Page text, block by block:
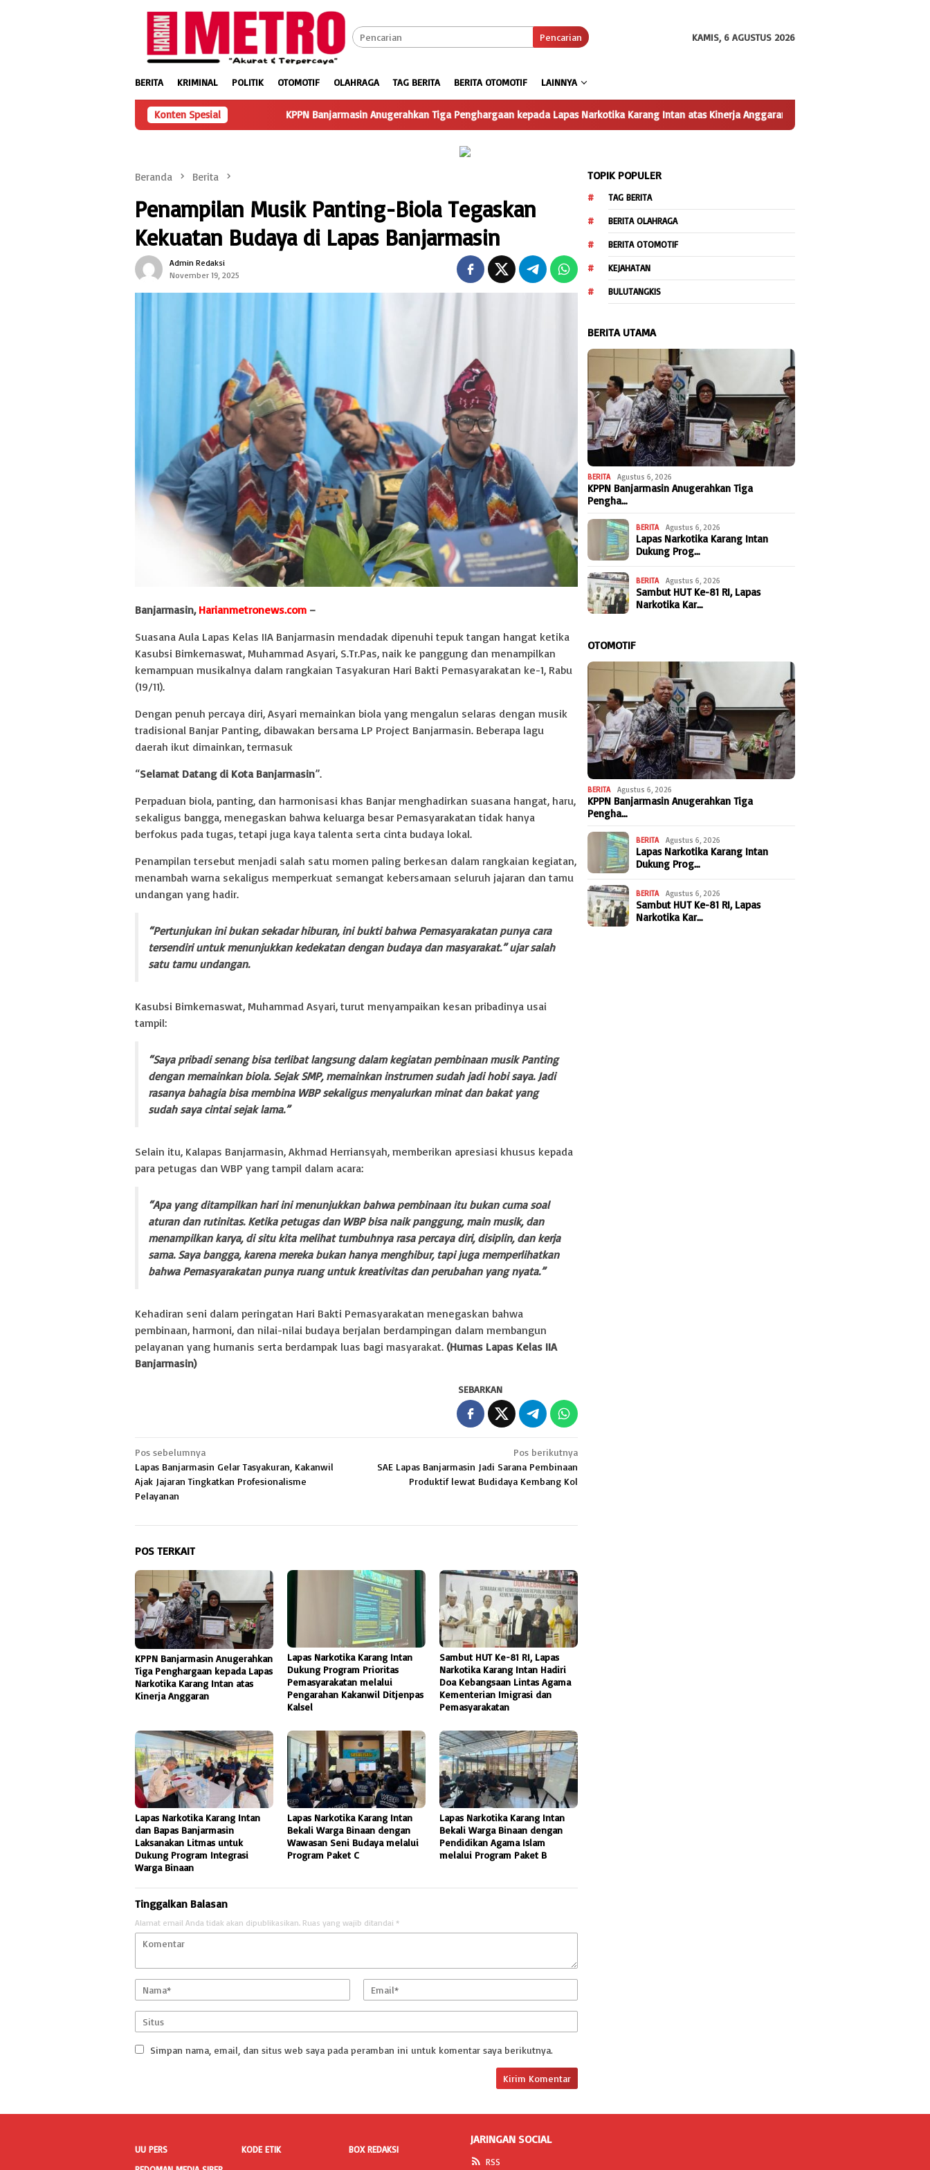
Pencarian KAMIS, 6 AGUSTUS 2026
BERITA KRIMINAL POLITIK OTOMOTIF OLAHRAGA TAG BERITA BERITA OTOMOTIF LAINNYA
Konten SpesialKPPN Banjarmasin Anugerahkan Tiga Penghargaan kepada Lapas Narkotika Karang Intan atas Kinerja Anggaran Lapas Narkotika Karang Intan Dukung
Beranda Berita
Penampilan Musik Panting-Biola Tegaskan
Kekuatan Budaya di Lapas Banjarmasin
Admin Redaksi
November 19, 2025
Banjarmasin, Harianmetronews.com –
Suasana Aula Lapas Kelas IIA Banjarmasin mendadak dipenuhi tepuk tangan hangat ketika
Kasubsi Bimkemaswat, Muhammad Asyari, S.Tr.Pas, naik ke panggung dan menampilkan
kemampuan musikalnya dalam rangkaian Tasyakuran Hari Bakti Pemasyarakatan ke-1, Rabu
(19/11).
Dengan penuh percaya diri, Asyari memainkan biola yang mengalun selaras dengan musik
tradisional Banjar Panting, dibawakan bersama LP Project Banjarmasin. Beberapa lagu
daerah ikut dimainkan, termasuk
“Selamat Datang di Kota Banjarmasin”.
Perpaduan biola, panting, dan harmonisasi khas Banjar menghadirkan suasana hangat, haru,
sekaligus bangga, menegaskan bahwa keluarga besar Pemasyarakatan tidak hanya
berfokus pada tugas, tetapi juga kaya talenta serta cinta budaya lokal.
Penampilan tersebut menjadi salah satu momen paling berkesan dalam rangkaian kegiatan,
menambah warna sekaligus memperkuat semangat kebersamaan seluruh jajaran dan tamu
undangan yang hadir.
“Pertunjukan ini bukan sekadar hiburan, ini bukti bahwa Pemasyarakatan punya cara
tersendiri untuk menunjukkan kedekatan dengan budaya dan masyarakat.” ujar salah
satu tamu undangan.
Kasubsi Bimkemaswat, Muhammad Asyari, turut menyampaikan kesan pribadinya usai
tampil:
“Saya pribadi senang bisa terlibat langsung dalam kegiatan pembinaan musik Panting
dengan memainkan biola. Sejak SMP, memainkan instrumen sudah jadi hobi saya. Jadi
rasanya bahagia bisa membina WBP sekaligus menyalurkan minat dan bakat yang
sudah saya cintai sejak lama.”
Selain itu, Kalapas Banjarmasin, Akhmad Herriansyah, memberikan apresiasi khusus kepada
para petugas dan WBP yang tampil dalam acara:
“Apa yang ditampilkan hari ini menunjukkan bahwa pembinaan itu bukan cuma soal
aturan dan rutinitas. Ketika petugas dan WBP bisa naik panggung, main musik, dan
menampilkan karya, di situ kita melihat tumbuhnya rasa percaya diri, disiplin, dan kerja
sama. Saya bangga, karena mereka bukan hanya menghibur, tapi juga memperlihatkan
bahwa Pemasyarakatan punya ruang untuk kreativitas dan perubahan yang nyata.”
Kehadiran seni dalam peringatan Hari Bakti Pemasyarakatan menegaskan bahwa
pembinaan, harmoni, dan nilai-nilai budaya berjalan berdampingan dalam membangun
pelayanan yang humanis serta berdampak luas bagi masyarakat. (Humas Lapas Kelas IIA
Banjarmasin)
SEBARKAN
Navigasi
pos
Pos sebelumnya
Lapas Banjarmasin Gelar Tasyakuran, Kakanwil
Ajak Jajaran Tingkatkan Profesionalisme
Pelayanan
Pos berikutnya
SAE Lapas Banjarmasin Jadi Sarana Pembinaan
Produktif lewat Budidaya Kembang Kol
POS TERKAIT
KPPN Banjarmasin Anugerahkan
Tiga Penghargaan kepada Lapas
Narkotika Karang Intan atas
Kinerja Anggaran
Lapas Narkotika Karang Intan
Dukung Program Prioritas
Pemasyarakatan melalui
Pengarahan Kakanwil Ditjenpas
Kalsel
Sambut HUT Ke-81 RI, Lapas
Narkotika Karang Intan Hadiri
Doa Kebangsaan Lintas Agama
Kementerian Imigrasi dan
Pemasyarakatan
Lapas Narkotika Karang Intan
dan Bapas Banjarmasin
Laksanakan Litmas untuk
Dukung Program Integrasi
Warga Binaan
Lapas Narkotika Karang Intan
Bekali Warga Binaan dengan
Wawasan Seni Budaya melalui
Program Paket C
Lapas Narkotika Karang Intan
Bekali Warga Binaan dengan
Pendidikan Agama Islam
melalui Program Paket B
Tinggalkan Balasan
Alamat email Anda tidak akan dipublikasikan. Ruas yang wajib ditandai *
Simpan nama, email, dan situs web saya pada peramban ini untuk komentar saya berikutnya.
TOPIK POPULER
TAG BERITA
BERITA OLAHRAGA
BERITA OTOMOTIF
KEJAHATAN
BULUTANGKIS
BERITA UTAMA
BERITA Agustus 6, 2026
KPPN Banjarmasin Anugerahkan Tiga
Pengha…
BERITA Agustus 6, 2026
Lapas Narkotika Karang Intan
Dukung Prog…
BERITA Agustus 6, 2026
Sambut HUT Ke-81 RI, Lapas
Narkotika Kar…
OTOMOTIF
BERITA Agustus 6, 2026
KPPN Banjarmasin Anugerahkan Tiga
Pengha…
BERITA Agustus 6, 2026
Lapas Narkotika Karang Intan
Dukung Prog…
BERITA Agustus 6, 2026
Sambut HUT Ke-81 RI, Lapas
Narkotika Kar…
UU PERS KODE ETIK
BOX REDAKSI
JARINGAN SOCIAL
RSS